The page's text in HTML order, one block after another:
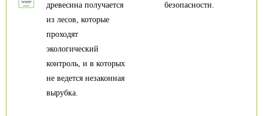
безопасности.
древесина получается
из лесов, которые
проходят
экологический
контроль, и в которых
не ведется незаконная
вырубка.